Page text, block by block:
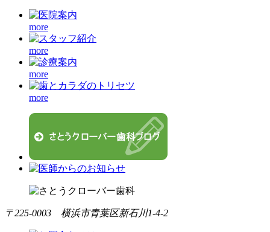
more
more
more
more
〒225-0003 横浜市青葉区新石川1-4-2